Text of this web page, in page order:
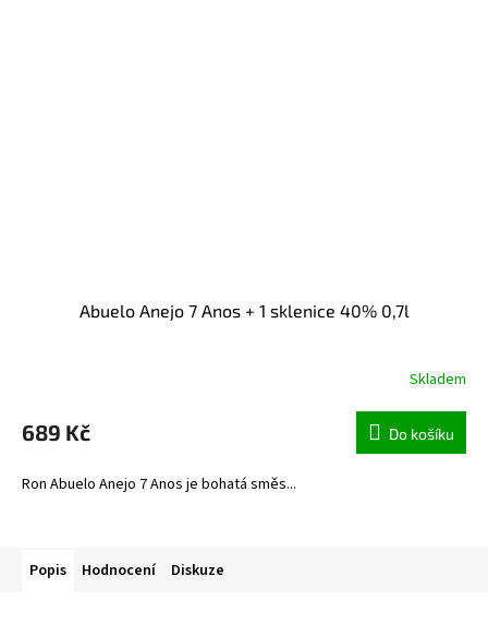
Abuelo Anejo 7 Anos + 1 sklenice 40% 0,7l
Skladem
689 Kč Do košíku
Ron Abuelo Anejo 7 Anos je bohatá směs...
Popis Hodnocení Diskuze